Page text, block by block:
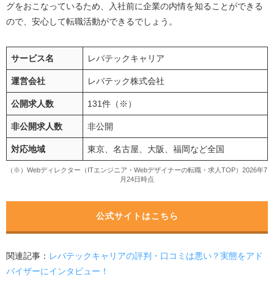
グをおこなっているため、入社前に企業の内情を知ることができる
ので、安心して転職活動ができるでしょう。
サービス名 レバテックキャリア
運営会社 レバテック株式会社
公開求人数 131件（※）
非公開求人数 非公開
対応地域 東京、名古屋、大阪、福岡など全国
（※）Webディレクター（ITエンジニア・Webデザイナーの転職・求人TOP）2026年7
月24日時点
公式サイトはこちら
関連記事： レバテックキャリアの評判・口コミは悪い？実態をアド
バイザーにインタビュー！